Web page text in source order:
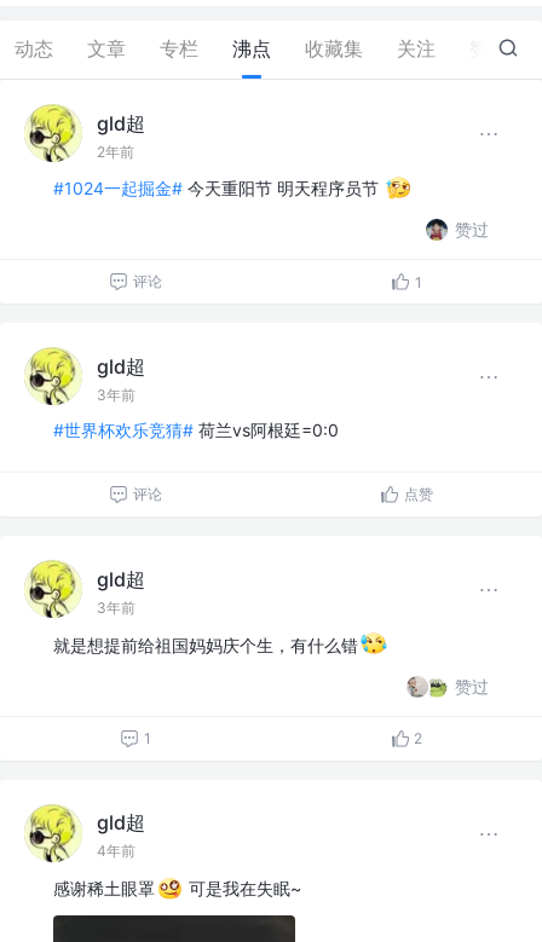
动态 文章 专栏 沸点 收藏集 关注 14
gld超
2年前
#1024一起掘金# 今天重阳节 明天程序员节
赞过
评论 1
gld超
3年前
#世界杯欢乐竞猜# 荷兰vs阿根廷=0:0
评论 点赞
gld超
3年前
就是想提前给祖国妈妈庆个生，有什么错
赞过
1 2
gld超
4年前
感谢稀土眼罩 可是我在失眠~